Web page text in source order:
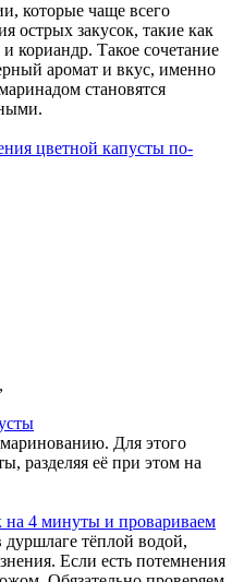
которые чаще всего
острых закусок, такие как
кориандр. Такое сочетание
аромат и вкус, именно
становятся
Для этого
разделяя её при этом на
тёплой водой,
Если есть потемнения